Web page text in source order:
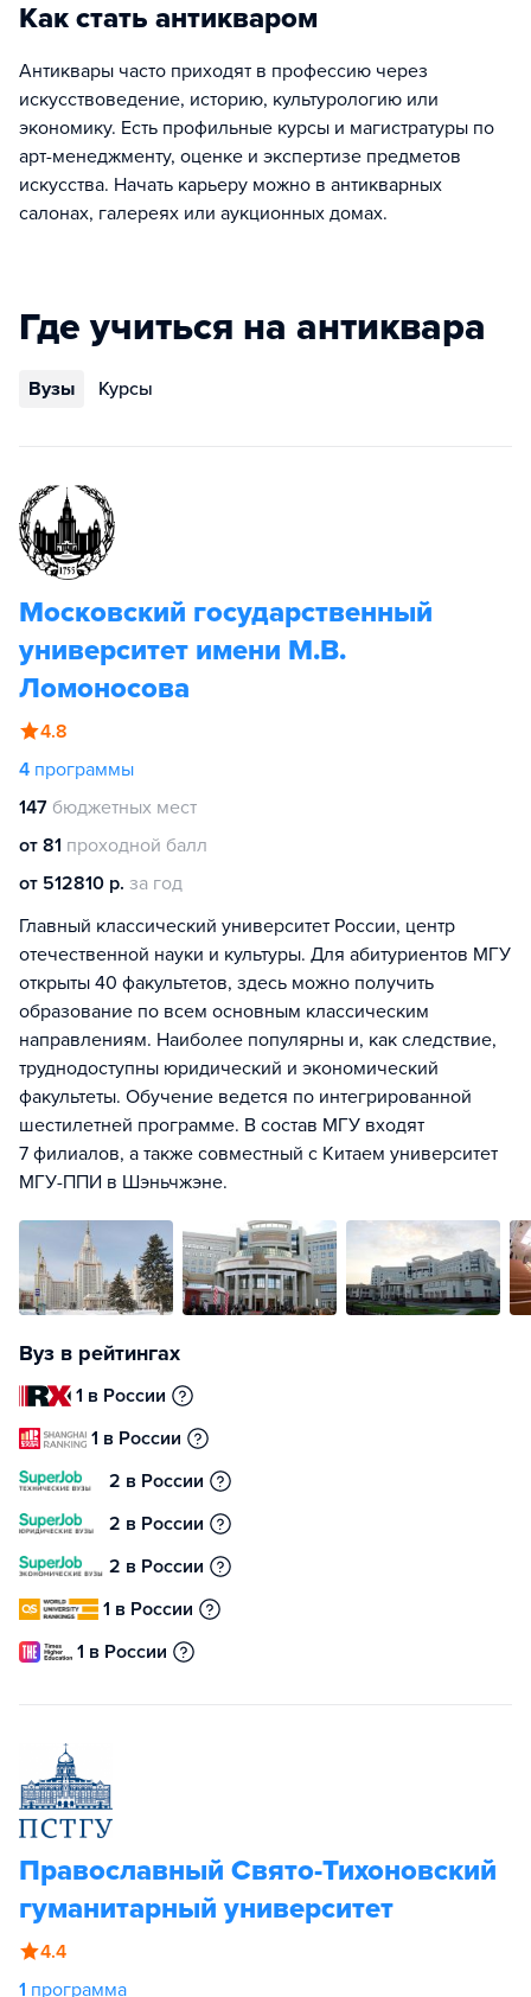
Как стать антикваром
Антиквары часто приходят в профессию через
искусствоведение, историю, культурологию или
экономику. Есть профильные курсы и магистратуры по
арт-менеджменту, оценке и экспертизе предметов
искусства. Начать карьеру можно в антикварных
салонах, галереях или аукционных домах.
Где учиться на антиквара
Вузы Курсы
Московский государственный
университет имени М.В.
Ломоносова
4.8
4 программы
147 бюджетных мест
от 81 проходной балл
от 512810 р. за год
Главный классический университет России, центр
отечественной науки и культуры. Для абитуриентов МГУ
открыты 40 факультетов, здесь можно получить
образование по всем основным классическим
направлениям. Наиболее популярны и, как следствие,
труднодоступны юридический и экономический
факультеты. Обучение ведется по интегрированной
шестилетней программе. В состав МГУ входят
7 филиалов, а также совместный с Китаем университет
МГУ-ППИ в Шэньчжэне.
Вуз в рейтингах
1 в России
1 в России
2 в России
2 в России
2 в России
1 в России
1 в России
Православный Свято-Тихоновский
гуманитарный университет
4.4
1 программа